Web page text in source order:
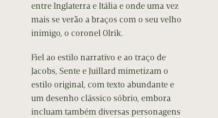
entre Inglaterra e Itália e onde uma vez
mais se verão a braços com o seu velho
inimigo, o coronel Olrik.
Fiel ao estilo narrativo e ao traço de
Jacobs, Sente e Juillard mimetizam o
estilo original, com texto abundante e
um desenho clássico sóbrio, embora
incluam também diversas personagens